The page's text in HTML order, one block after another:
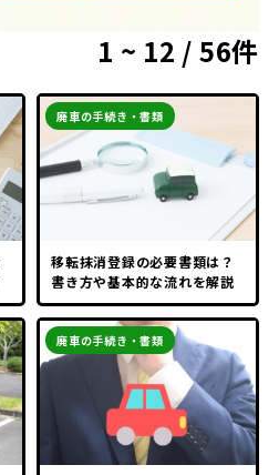
1 ~ 12 / 56件
移転抹消登録の必要書類は？
書き方や基本的な流れを解説
廃車の手続き・書類
廃車の手続き・書類